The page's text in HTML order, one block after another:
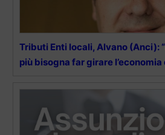
Tributi Enti locali, Alvano (Anci):
più bisogna far girare